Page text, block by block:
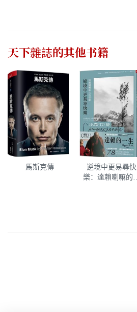
天下雜誌的其他书籍
馬斯克傳
逆境中更易尋快
樂：達賴喇嘛的生